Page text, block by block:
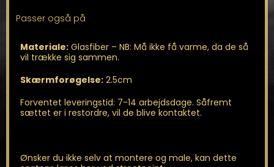
Passer også på
Materiale:Glasfiber – NB: Må ikke få varme, da de så
vil trække sig sammen.
Skærmforøgelse:2.5cm
Forventet leveringstid: 7-14 arbejdsdage. Såfremt
sættet er i restordre, vil de blive kontaktet.
Ønsker du ikke selv at montere og male, kan dette